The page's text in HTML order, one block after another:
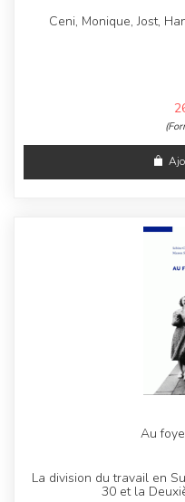
Ceni, Monique, Jost,
Au
La division du travail en
30 et la